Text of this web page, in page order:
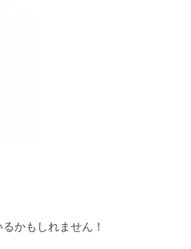
かもしれません！